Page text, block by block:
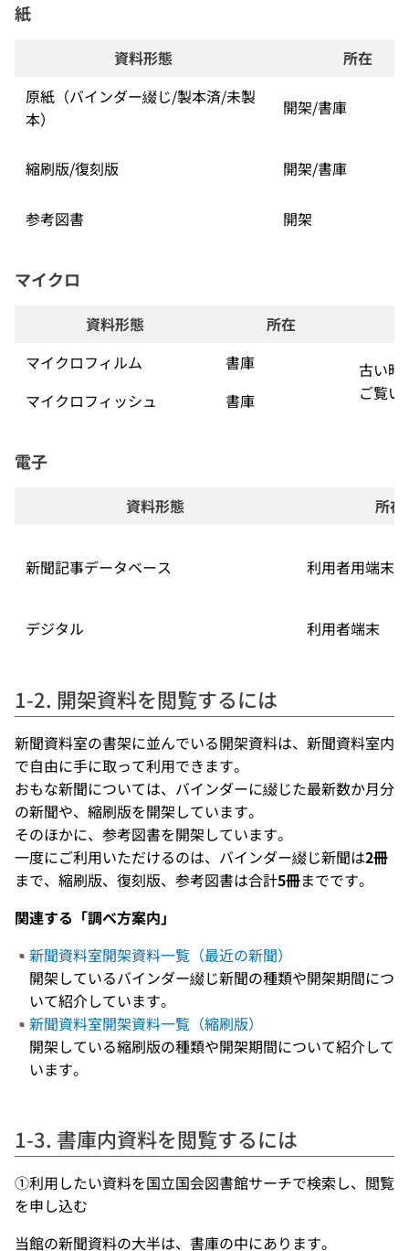
紙
資料形態
所在
原紙（バインダー綴じ/製本済/未製
本）
開架/書庫
縮刷版/復刻版 開架/書庫
参考図書 開架
マイクロ
資料形態
所在
マイクロフィルム
書庫
古い時
ご覧い
マイクロフィッシュ 書庫
電子
資料形態 所在
新聞記事データベース 利用者用端末
デジタル 利用者端末
1-2. 開架資料を閲覧するには
新聞資料室の書架に並んでいる開架資料は、新聞資料室内
で自由に手に取って利用できます。
おもな新聞については、バインダーに綴じた最新数か月分
の新聞や、縮刷版を開架しています。
そのほかに、参考図書を開架しています。
一度にご利用いただけるのは、バインダー綴じ新聞は2冊
まで、縮刷版、復刻版、参考図書は合計5冊までです。
関連する「調べ方案内」
新聞資料室開架資料一覧（最近の新聞）
開架しているバインダー綴じ新聞の種類や開架期間につ
いて紹介しています。
新聞資料室開架資料一覧（縮刷版）
開架している縮刷版の種類や開架期間について紹介して
います。
1-3. 書庫内資料を閲覧するには
①利用したい資料を国立国会図書館サーチで検索し、閲覧
を申し込む
当館の新聞資料の大半は、書庫の中にあります。